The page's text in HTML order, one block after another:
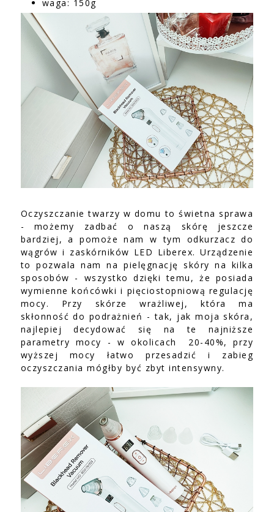
waga: 150g
Oczyszczanie twarzy w domu to świetna sprawa
- możemy zadbać o naszą skórę jeszcze
bardziej, a pomoże nam w tym odkurzacz do
wągrów i zaskórników LED Liberex. Urządzenie
to pozwala nam na pielęgnację skóry na kilka
sposobów - wszystko dzięki temu, że posiada
wymienne końcówki i pięciostopniową regulację
mocy. Przy skórze wrażliwej, która ma
skłonność do podrażnień - tak, jak moja skóra,
najlepiej decydować się na te najniższe
parametry mocy - w okolicach 20-40%, przy
wyższej mocy łatwo przesadzić i zabieg
oczyszczania mógłby być zbyt intensywny.